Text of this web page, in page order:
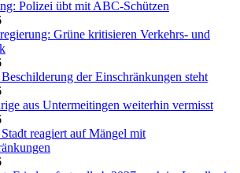
Poli­zei übt mit ABC-Schüt­zen
Grüne kritisieren Verkehrs- und
der Einschränkungen steht
aus Untermeitingen weiterhin vermisst
reagiert auf Mängel mit